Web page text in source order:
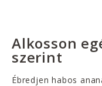
Alkosson
szerint
Ébredjen habos